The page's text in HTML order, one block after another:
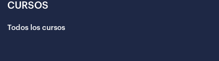
CURSOS
Todos los cursos